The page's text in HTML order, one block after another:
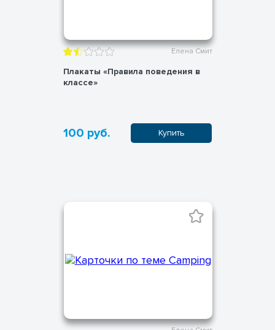
Елена Смит
Плакаты «Правила поведения в
классе»
100 руб. Купить